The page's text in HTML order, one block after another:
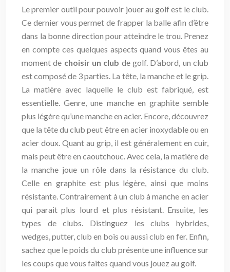
Le premier outil pour pouvoir jouer au golf est le club.
Ce dernier vous permet de frapper la balle afin d’être
dans la bonne direction pour atteindre le trou. Prenez
en compte ces quelques aspects quand vous êtes au
moment de choisir un club de golf. D’abord, un club
est composé de 3 parties. La tête, la manche et le grip.
La matière avec laquelle le club est fabriqué, est
essentielle. Genre, une manche en graphite semble
plus légère qu’une manche en acier. Encore, découvrez
que la tête du club peut être en acier inoxydable ou en
acier doux. Quant au grip, il est généralement en cuir,
mais peut être en caoutchouc. Avec cela, la matière de
la manche joue un rôle dans la résistance du club.
Celle en graphite est plus légère, ainsi que moins
résistante. Contrairement à un club à manche en acier
qui parait plus lourd et plus résistant. Ensuite, les
types de clubs. Distinguez les clubs hybrides,
wedges, putter, club en bois ou aussi club en fer. Enfin,
sachez que le poids du club présente une influence sur
les coups que vous faites quand vous jouez au golf.